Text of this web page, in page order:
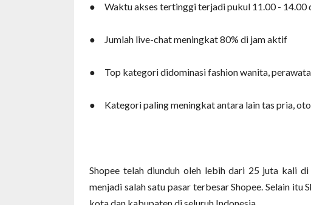
● Waktu akses tertinggi terjadi pukul 11.00 - 14.00
● Jumlah live-chat meningkat 80% di jam aktif
● Top kategori didominasi fashion wanita,
● Kategori paling meningkat antara lain tas pria,
Shopee telah diunduh oleh lebih dari 25 juta kali di
menjadi salah satu pasar terbesar Shopee. Selain itu